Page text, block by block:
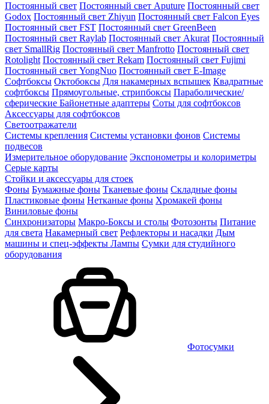
Постоянный свет Постоянный свет Aputure Постоянный свет
Godox Постоянный свет Zhiyun Постоянный свет Falcon Eyes
Постоянный свет FST Постоянный свет GreenBeen
Постоянный свет Raylab Постоянный свет Akurat Постоянный
свет SmallRig Постоянный свет Manfrotto Постоянный свет
Rotolight Постоянный свет Rekam Постоянный свет Fujimi
Постоянный свет YongNuo Постоянный свет E-Image
Софтбоксы Октобоксы Для накамерных вспышек Квадратные
софтбоксы Прямоугольные, стрипбоксы Параболические/
сферические Байонетныe адаптеры Соты для софтбоксов
Аксессуары для софтбоксов
Светоотражатели
Системы крепления Системы установки фонов Системы
подвесов
Измерительное оборудование Экспонометры и колориметры
Серые карты
Стойки и аксессуары для стоек
Фоны Бумажные фоны Тканевые фоны Складные фоны
Пластиковые фоны Нетканые фоны Хромакей фоны
Виниловые фоны
Синхронизаторы Макро-Боксы и столы Фотозонты Питание
для света Накамерный свет Рефлекторы и насадки Дым
машины и спец-эффекты Лампы Сумки для студийного
оборудования
Фотосумки